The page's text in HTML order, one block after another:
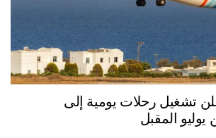
تشغيل رحلات يومية إلى
يوليو المقبل